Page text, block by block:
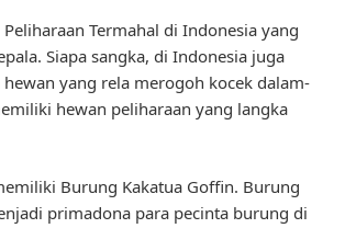
Termahal di Indonesia yang
Siapa sangka, di Indonesia juga
hewan yang rela merogoh kocek dalam-
hewan peliharaan yang langka
Burung Kakatua Goffin. Burung
primadona para pecinta burung di